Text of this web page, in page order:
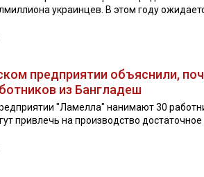
украинцев. В этом году
предприятии объяснили,
из Бангладеш
"Ламелла" нанимают 30
привлечь на производство